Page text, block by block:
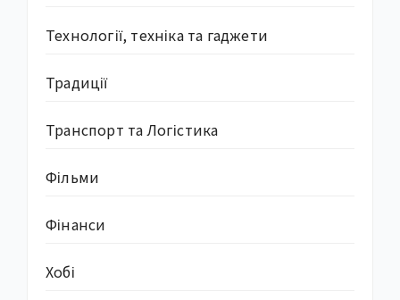
Технології, техніка та гаджети
Традиції
Транспорт та Логістика
Фільми
Фінанси
Хобі